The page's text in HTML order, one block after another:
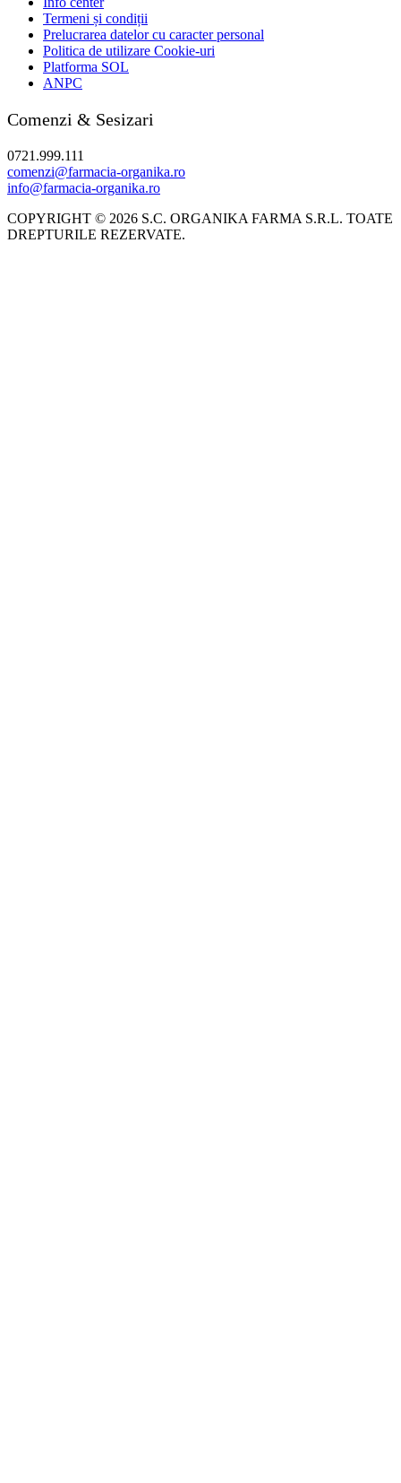
Termeni și condiții
Prelucrarea datelor cu caracter personal
Politica de utilizare Cookie-uri
Platforma SOL
ANPC
Comenzi & Sesizari
0721.999.111
comenzi@farmacia-organika.ro
info@farmacia-organika.ro
COPYRIGHT © 2026 S.C. ORGANIKA FARMA S.R.L. TOATE
DREPTURILE REZERVATE.